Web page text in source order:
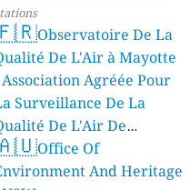
Observatoire De La
De L'Air à Mayotte
Agréée Pour
Surveillance De La
De L'Air De
4 stations
Office Of
And Heritage